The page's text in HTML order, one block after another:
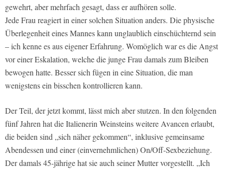
gewehrt, aber mehrfach gesagt, dass er aufhören solle.
Jede Frau reagiert in einer solchen Situation anders. Die physische
Überlegenheit eines Mannes kann unglaublich einschüchternd sein
– ich kenne es aus eigener Erfahrung. Womöglich war es die Angst
vor einer Eskalation, welche die junge Frau damals zum Bleiben
bewogen hatte. Besser sich fügen in eine Situation, die man
wenigstens ein bisschen kontrollieren kann.
Der Teil, der jetzt kommt, lässt mich aber stutzen. In den folgenden
fünf Jahren hat die Italienerin Weinsteins weitere Avancen erlaubt,
die beiden sind „sich näher gekommen“, inklusive gemeinsame
Abendessen und einer (einvernehmlichen) On/Off-Sexbeziehung.
Der damals 45-jährige hat sie auch seiner Mutter vorgestellt. „Ich